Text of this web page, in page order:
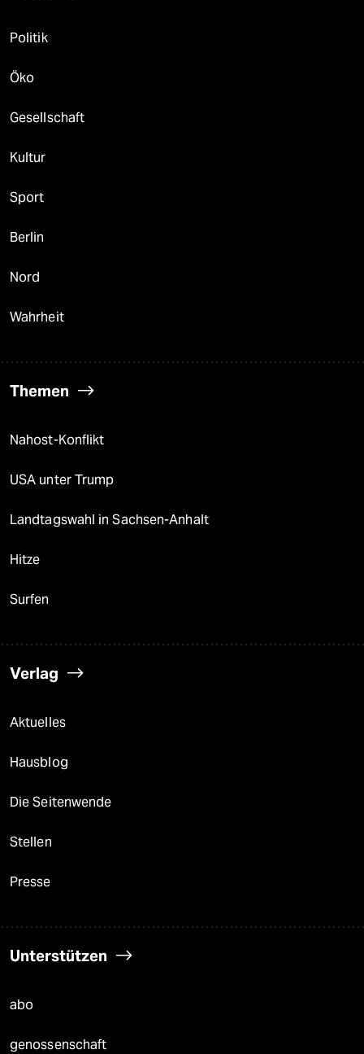
Politik
Öko
Gesellschaft
Kultur
Sport
Berlin
Nord
Wahrheit
Themen
Nahost-Konflikt
USA unter Trump
Landtagswahl in Sachsen-Anhalt
Hitze
Surfen
Verlag
Aktuelles
Hausblog
Die Seitenwende
Stellen
Presse
Unterstützen
abo
genossenschaft